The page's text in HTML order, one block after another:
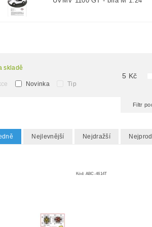
skladě
Novinka Tip
5 Kč
Filtr
Nejlevnější Nejdražší
Kód: ABC-4614T